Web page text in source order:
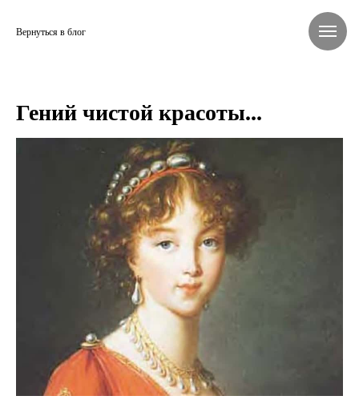
Вернуться в блог
Гений чистой красоты...